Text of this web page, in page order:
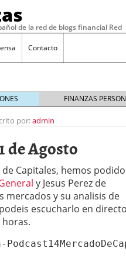
de la red de blogs financial Red
Contacto
de 2011 con David Galán de
de 2011 con Ricardo
octubre 4, 2011
2011
de 2011 con Ricardo
FINANZAS
por:admin
de Agosto
de Capitales, hemos
y Jesus Perez de
mercados y su analisis de
escucharlo en